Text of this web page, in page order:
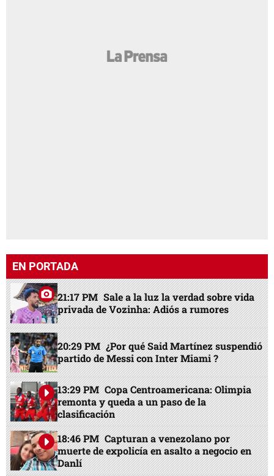
EN PORTADA
21:17 PM Sale a la luz la verdad sobre vida
privada de Vozinha: Adiós a rumores
20:29 PM ¿Por qué Said Martínez suspendió
partido de Messi con Inter Miami ?
13:29 PM Copa Centroamericana: Olimpia
remonta y queda a un paso de la
clasificación
18:46 PM Capturan a venezolano por
muerte de expolicía en asalto a negocio en
Danlí